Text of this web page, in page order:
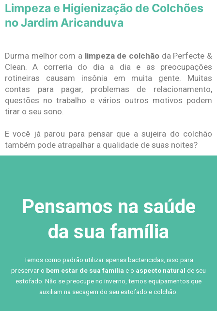
Limpeza e Higienização de Colchões
no Jardim Aricanduva
Durma melhor com a limpeza de colchão da Perfecte &
Clean. A correria do dia a dia e as preocupações
rotineiras causam insônia em muita gente. Muitas
contas para pagar, problemas de relacionamento,
questões no trabalho e vários outros motivos podem
tirar o seu sono.
E você já parou para pensar que a sujeira do colchão
também pode atrapalhar a qualidade de suas noites?
Pensamos na saúde
da sua família
Temos como padrão utilizar apenas bactericidas, isso para
preservar o bem estar de sua família e o aspecto natural de seu
estofado. Não se preocupe no inverno, temos equipamentos que
auxiliam na secagem do seu estofado e colchão.